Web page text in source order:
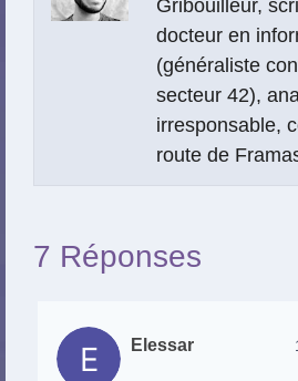
Gribouilleur,
docteur en
(généraliste
secteur 42),
irresponsable,
route de
7 Réponses
Elessar